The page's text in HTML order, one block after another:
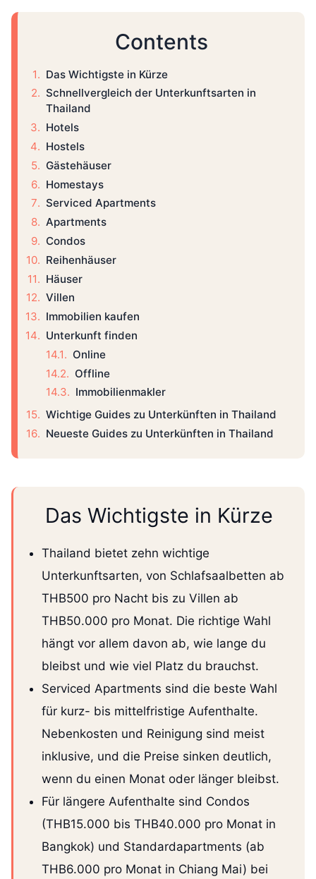
Contents
Das Wichtigste in Kürze
Schnellvergleich der Unterkunftsarten in
Thailand
Hotels
Hostels
Gästehäuser
Homestays
Serviced Apartments
Apartments
Condos
Reihenhäuser
Häuser
Villen
Immobilien kaufen
Unterkunft finden
Online
Offline
Immobilienmakler
Wichtige Guides zu Unterkünften in Thailand
Neueste Guides zu Unterkünften in Thailand
Das Wichtigste in Kürze
Thailand bietet zehn wichtige
Unterkunftsarten, von Schlafsaalbetten ab
THB500 pro Nacht bis zu Villen ab
THB50.000 pro Monat. Die richtige Wahl
hängt vor allem davon ab, wie lange du
bleibst und wie viel Platz du brauchst.
Serviced Apartments sind die beste Wahl
für kurz- bis mittelfristige Aufenthalte.
Nebenkosten und Reinigung sind meist
inklusive, und die Preise sinken deutlich,
wenn du einen Monat oder länger bleibst.
Für längere Aufenthalte sind Condos
(THB15.000 bis THB40.000 pro Monat in
Bangkok) und Standardapartments (ab
THB6.000 pro Monat in Chiang Mai) bei